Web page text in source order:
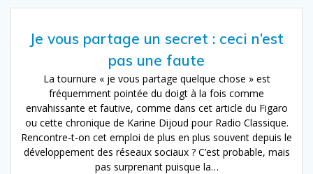
Je vous partage un secret : ceci n’est
pas une faute
La tournure « je vous partage quelque chose » est
fréquemment pointée du doigt à la fois comme
envahissante et fautive, comme dans cet article du Figaro
ou cette chronique de Karine Dijoud pour Radio Classique.
Rencontre-t-on cet emploi de plus en plus souvent depuis le
développement des réseaux sociaux ? C’est probable, mais
pas surprenant puisque la…